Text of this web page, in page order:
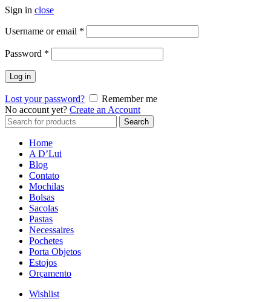
Sign in close
Username or email *
Password *
Log in
Lost your password?
Remember me
No account yet? Create an Account
Search
for:
Search
Home
A D’Lui
Blog
Contato
Mochilas
Bolsas
Sacolas
Pastas
Necessaires
Pochetes
Porta Objetos
Estojos
Orçamento
Wishlist